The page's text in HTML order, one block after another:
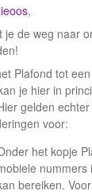
,
je de weg naar
Plafond tot
je hier in
gelden
voor:
het kopje
nummers
bereiken.